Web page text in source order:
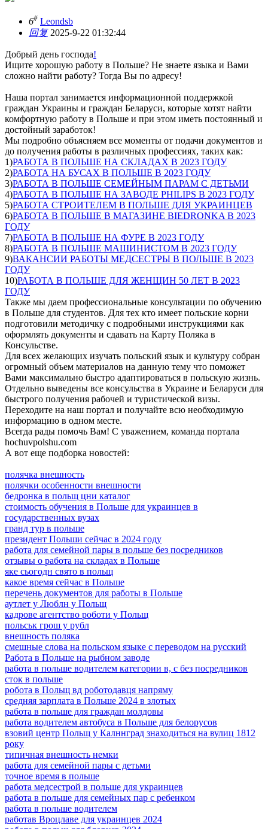
6# Leondsb
回复2025-9-22 01:32:44
Добрый день господа!
Ищите хорошую работу в Польше? Не знаете языка и Вами
сложно найти работу? Тогда Вы по адресу!
Наша портал занимается информационной поддержкой
граждан Украины и граждан Беларуси, которые хотят найти
комфортную работу в Польше и при этом иметь постоянный и
достойный заработок!
Мы подробно объясняем все моменты от подачи документов и
до получения работы в различных профессиях, таких как:
1)РАБОТА В ПОЛЬШЕ НА СКЛАДАХ В 2023 ГОДУ
2)РАБОТА НА БУСАХ В ПОЛЬШЕ В 2023 ГОДУ
3)РАБОТА В ПОЛЬШЕ СЕМЕЙНЫМ ПАРАМ С ДЕТЬМИ
4)РАБОТА В ПОЛЬШЕ НА ЗАВОДЕ PHILIPS В 2023 ГОДУ
5)РАБОТА СТРОИТЕЛЕМ В ПОЛЬШЕ ДЛЯ УКРАИНЦЕВ
6)РАБОТА В ПОЛЬШЕ В МАГАЗИНЕ BIEDRONKA В 2023
ГОДУ
7)РАБОТА В ПОЛЬШЕ НА ФУРЕ В 2023 ГОДУ
8)РАБОТА В ПОЛЬШЕ МАШИНИСТОМ В 2023 ГОДУ
9)ВАКАНСИИ РАБОТЫ МЕДСЕСТРЫ В ПОЛЬШЕ В 2023
ГОДУ
10)РАБОТА В ПОЛЬШЕ ДЛЯ ЖЕНЩИН 50 ЛЕТ В 2023
ГОДУ
Также мы даем профессиональные консультации по обучению
в Польше для студентов. Для тех кто имеет польские корни
подготовили методичку с подробными инструкциями как
оформлять документы и сдавать на Карту Поляка в
Консульстве.
Для всех желающих изучать польский язык и культуру собран
огромный объем материалов на данную тему что поможет
Вами максимально быстро адаптироваться в польскую жизнь.
Отдельно выведены все консульства в Украине и Беларуси для
быстрого получения рабочей и туристической визы.
Переходите на наш портал и получайте всю необходимую
информацию в одном месте.
Всегда рады помочь Вам! С уважением, команда портала
hochuvpolshu.com
А вот еще подборка новостей:
полячка внешность
полячки особенности внешности
бедронка в польщ цни каталог
стоимость обучения в Польше для украинцев в
государственных вузах
гранд тур в польше
президент Польши сейчас в 2024 году
работа для семейной пары в польше без посредников
отзывы о работа на складах в Польше
яке сьогодн свято в польщ
какое время сейчас в Польше
перечень документов для работы в Польше
аутлет у Люблн у Польщ
кадрове агентство роботи у Польщ
польськ грош у рубл
внешность поляка
смешные слова на польском языке с переводом на русский
Работа в Польше на рыбном заводе
работа в польше водителем категории в, с без посредников
сток в польше
робота в Польщ вд роботодавця напряму
средняя зарплата в Польше 2024 в злотых
работа в польше для граждан молдовы
работа водителем автобуса в Польше для белорусов
взовий центр Польщ у Калннград знаходиться на вулиц 1812
року
типичная внешность немки
работа для семейной пары с детьми
точное время в польше
работа медсестрой в польше для украинцев
работа в польше для семейных пар с ребенком
работа в польше водителем
работав Вроцлаве для украинцев 2024